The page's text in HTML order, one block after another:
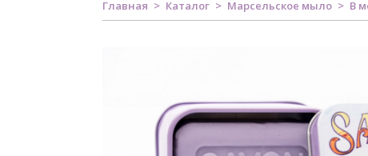
Главная Каталог Марсельское мыло В